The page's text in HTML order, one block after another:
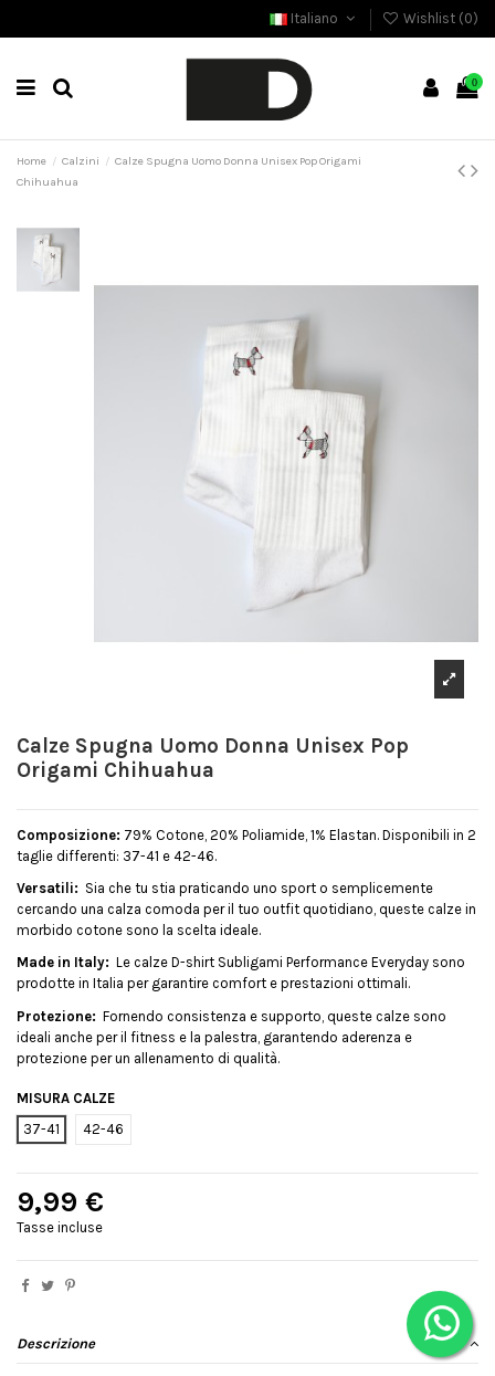
Italiano Wishlist (0)
0
Home Calzini
Calze Spugna Uomo Donna Unisex Pop Origami
Chihuahua
Calze Spugna Uomo Donna Unisex Pop
Origami Chihuahua
Composizione: 79% Cotone, 20% Poliamide, 1% Elastan. Disponibili in 2
taglie differenti: 37-41 e 42-46.
Versatili: Sia che tu stia praticando uno sport o semplicemente
cercando una calza comoda per il tuo outfit quotidiano, queste calze in
morbido cotone sono la scelta ideale.
Made in Italy: Le calze D-shirt Subligami Performance Everyday sono
prodotte in Italia per garantire comfort e prestazioni ottimali.
Protezione: Fornendo consistenza e supporto, queste calze sono
ideali anche per il fitness e la palestra, garantendo aderenza e
protezione per un allenamento di qualità.
MISURA CALZE
37-41
42-46
9,99 €
Tasse incluse
Descrizione